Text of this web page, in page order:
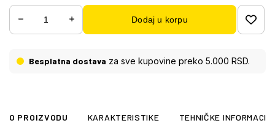
dnevne sobe ili kutke za čitanje kojima je potreban
stilski izvor svetlosti.
Dodaj u korpu
Besplatna dostava za sve kupovine preko 5.000 RSD.
O PROIZVODU KARAKTERISTIKE TEHNIČKE